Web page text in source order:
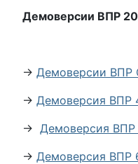
Демоверсии ВПР
→ Демоверсии
→ Демоверсия ВПР
→ Демоверсия ВПР
→ Демоверсия ВПР